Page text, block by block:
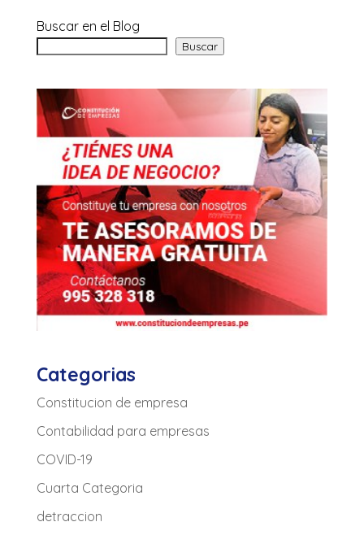
Buscar en el Blog
Buscar
Categorias
Constitucion de empresa
Contabilidad para empresas
COVID-19
Cuarta Categoria
detraccion